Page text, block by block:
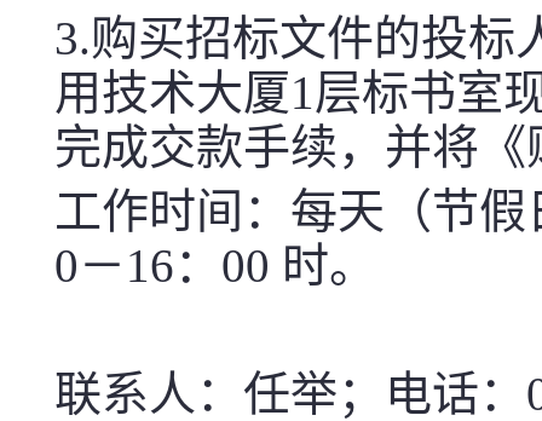
3.购买招标文件的投标
用技术大厦1层标书室
完成交款手续，并将
工作时间：每天（节
0－16： 00 时。
联系人：任举；电话：